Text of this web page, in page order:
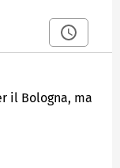
il Bologna, ma